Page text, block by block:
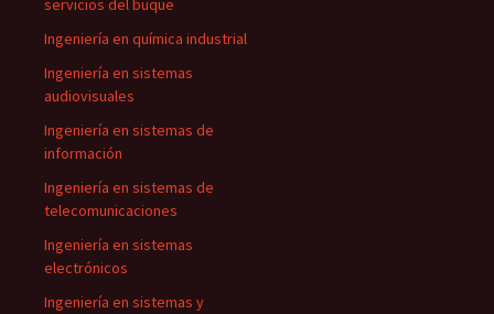
servicios del buque
Ingeniería en química industrial
Ingeniería en sistemas
audiovisuales
Ingeniería en sistemas de
información
Ingeniería en sistemas de
telecomunicaciones
Ingeniería en sistemas
electrónicos
Ingeniería en sistemas y